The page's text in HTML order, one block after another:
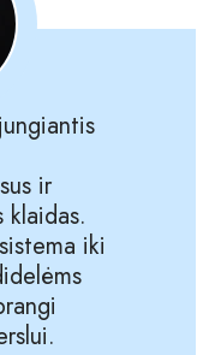
ir
klaidas.
iki